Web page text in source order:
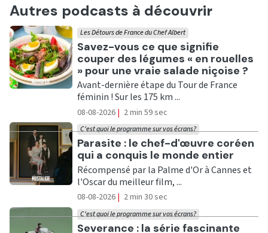
Autres podcasts à découvrir
Ecouter
Savez-vous ce que signifie
couper des légumes « en rouelles
» pour une vraie salade niçoise ?
Les Détours de France du Chef Albert
Avant-dernière étape du Tour de France
féminin ! Sur les 175 km ...
08-08-2026 | 2 min 59 sec
Ecouter
Parasite : le chef-d'œuvre coréen
qui a conquis le monde entier
C'est quoi le programme sur vos écrans?
Récompensé par la Palme d'Or à Cannes et
l'Oscar du meilleur film, ...
08-08-2026 | 2 min 30 sec
Ecouter
Severance : la série fascinante
C'est quoi le programme sur vos écrans?